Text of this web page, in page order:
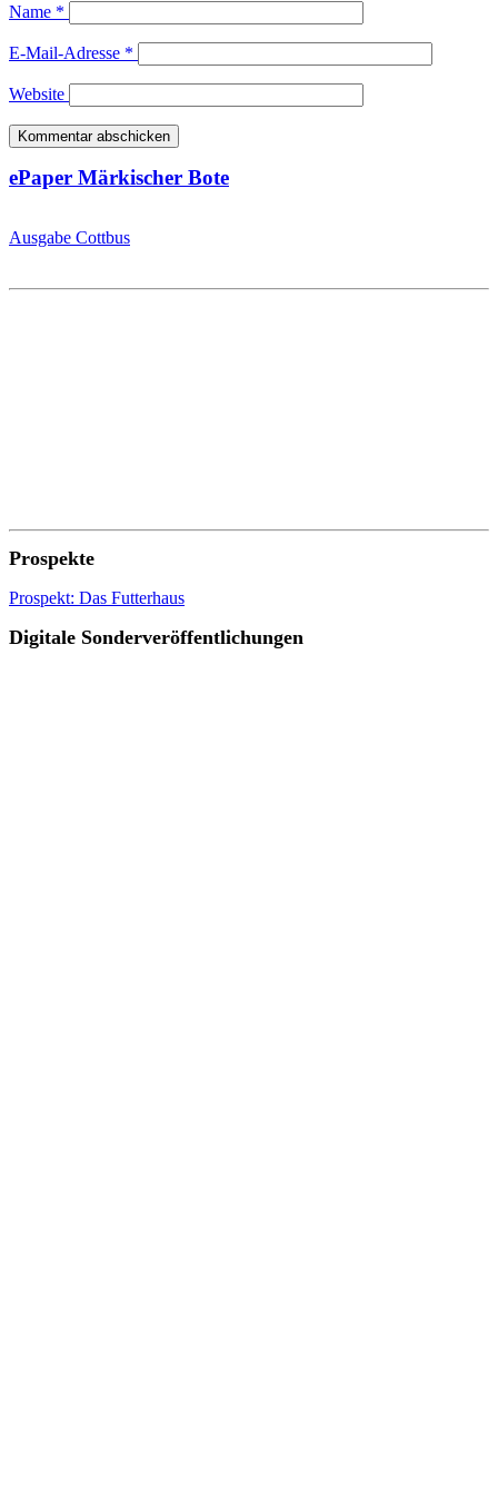
Name *
E-Mail-Adresse *
Website
ePaper Märkischer Bote
Ausgabe Cottbus
Prospekte
Prospekt: Das Futterhaus
Digitale Sonderveröffentlichungen